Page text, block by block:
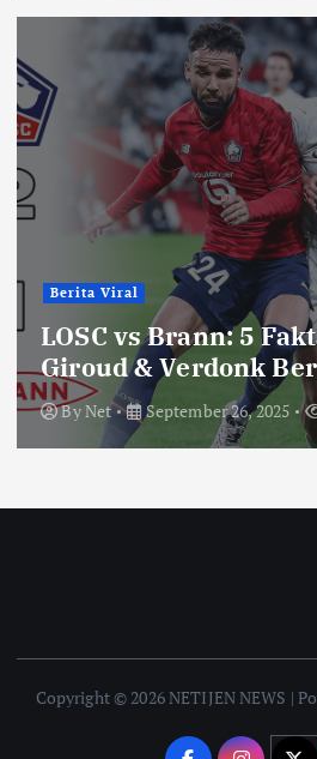
Berita Viral
LOSC vs Brann: 5
Giroud & Verdonk
ByNet September 26, 2025
Copyright © 2026 NETIJEN NEWS |